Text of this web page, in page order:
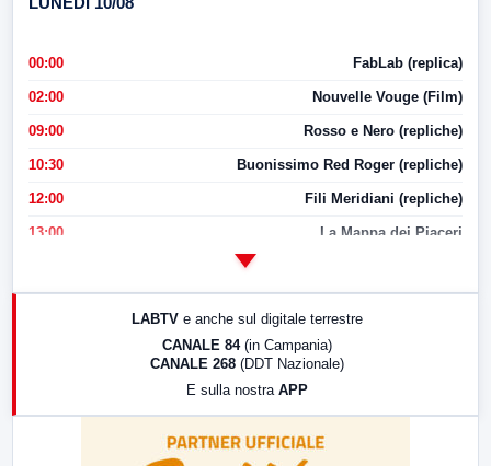
00:00 FabLab (replica)
02:00 Nouvelle Vouge (Film)
09:00 Rosso e Nero (repliche)
10:30 Buonissimo Red Roger (repliche)
12:00 Fili Meridiani (repliche)
13:00 La Mappa dei Piaceri
LABTV e anche sul digitale terrestre
CANALE 84 (in Campania)
CANALE 268 (DDT Nazionale)
E sulla nostra APP